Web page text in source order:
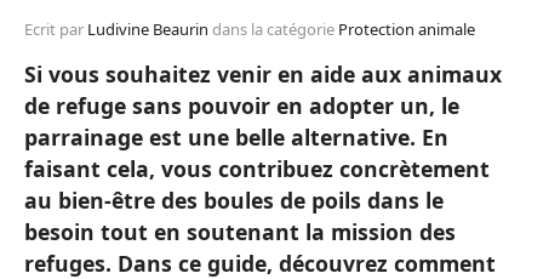
Ecrit par Ludivine Beaurin dans la catégorie Protection animale
Si vous souhaitez venir en aide aux animaux
de refuge sans pouvoir en adopter un, le
parrainage est une belle alternative. En
faisant cela, vous contribuez concrètement
au bien-être des boules de poils dans le
besoin tout en soutenant la mission des
refuges. Dans ce guide, découvrez comment